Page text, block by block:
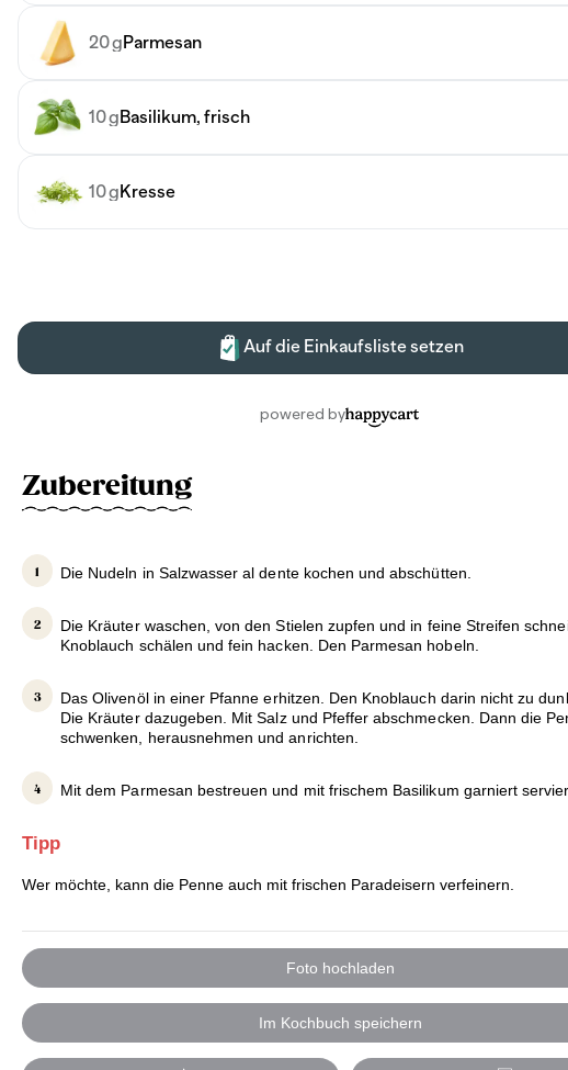
Zubereitung
Die Nudeln in Salzwasser al dente kochen und abschütten.
Die Kräuter waschen, von den Stielen zupfen und in feine Streifen
Knoblauch schälen und fein hacken. Den Parmesan hobeln.
Das Olivenöl in einer Pfanne erhitzen. Den Knoblauch darin nicht zu
Die Kräuter dazugeben. Mit Salz und Pfeffer abschmecken. Dann die
schwenken, herausnehmen und anrichten.
Mit dem Parmesan bestreuen und mit frischem Basilikum garniert
Tipp
Wer möchte, kann die Penne auch mit frischen Paradeisern verfeinern.
Foto hochladen
Im Kochbuch speichern